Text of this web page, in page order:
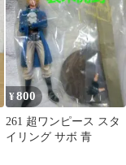
¥800
261 超ワンピース スタ
イリング サボ 青